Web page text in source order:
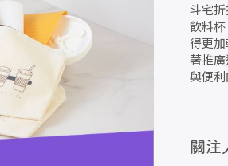
斗宅
飲料
得更
著推
與便利
關注